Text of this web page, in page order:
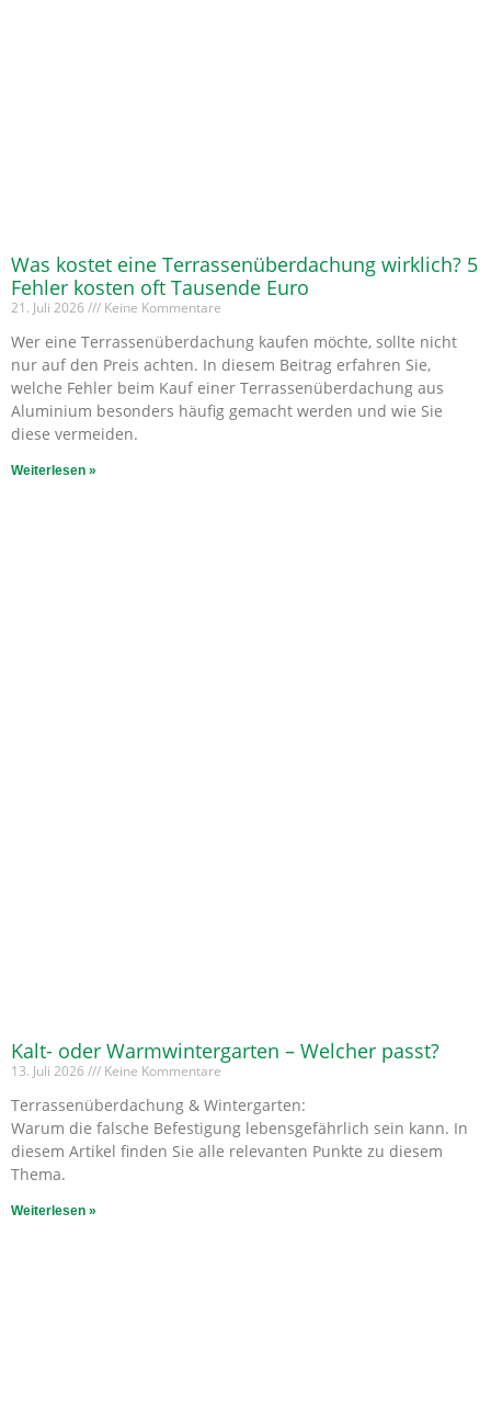
Was kostet eine Terrassenüberdachung wirklich? 5
Fehler kosten oft Tausende Euro
21. Juli 2026 Keine Kommentare
Wer eine Terrassenüberdachung kaufen möchte, sollte nicht
nur auf den Preis achten. In diesem Beitrag erfahren Sie,
welche Fehler beim Kauf einer Terrassenüberdachung aus
Aluminium besonders häufig gemacht werden und wie Sie
diese vermeiden.
Weiterlesen »
Kalt- oder Warmwintergarten – Welcher passt?
13. Juli 2026 Keine Kommentare
Terrassenüberdachung & Wintergarten:
Warum die falsche Befestigung lebensgefährlich sein kann. In
diesem Artikel finden Sie alle relevanten Punkte zu diesem
Thema.
Weiterlesen »